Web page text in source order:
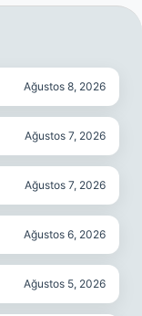
Ağustos 8, 2026
Ağustos 7, 2026
Ağustos 7, 2026
Ağustos 6, 2026
Ağustos 5, 2026